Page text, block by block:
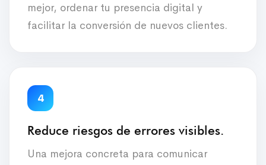
mejor, ordenar tu presencia digital y
facilitar la conversión de nuevos clientes.
4
Reduce riesgos de errores visibles.
Una mejora concreta para comunicar